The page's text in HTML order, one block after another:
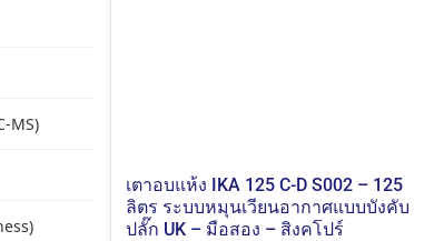
MS)
เตาอบแห้ง IKA 125 C-D S002 – 125
ลิตร ระบบหมุนเวียนอากาศแบบบังคับ
ปลั๊ก UK – มือสอง – สิงคโปร์